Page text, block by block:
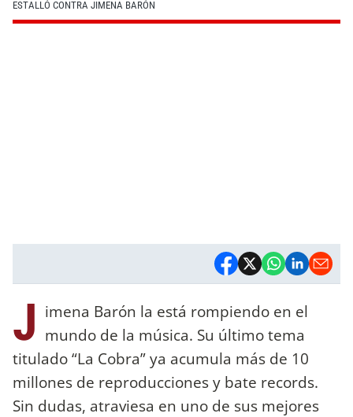
ESTALLÓ CONTRA JIMENA BARÓN
J imena Barón la está rompiendo en el
mundo de la música. Su último tema
titulado “La Cobra” ya acumula más de 10
millones de reproducciones y bate records.
Sin dudas, atraviesa en uno de sus mejores